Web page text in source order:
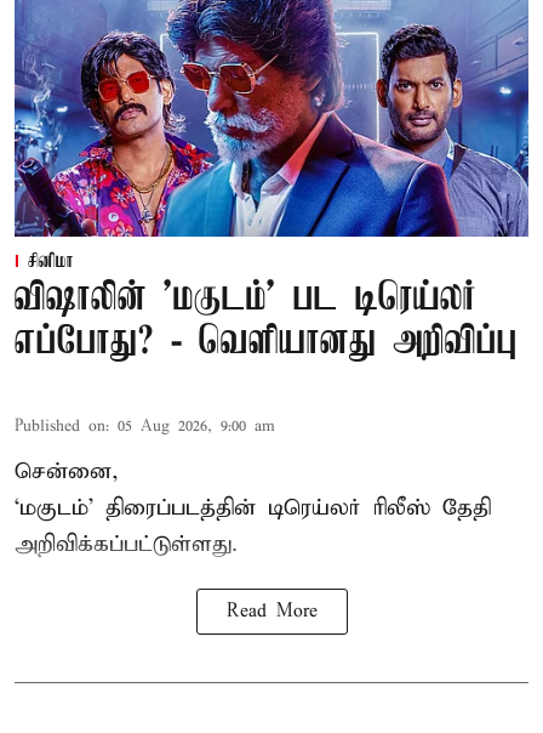
சினிமா
விஷாலின் 'மகுடம்' பட டிரெய்லர்
எப்போது? - வெளியானது அறிவிப்பு
Published on: 05 Aug 2026, 9:00 am
சென்னை,
‘மகுடம்’ திரைப்படத்தின் டிரெய்லர் ரிலீஸ் தேதி
அறிவிக்கப்பட்டுள்ளது.
Read More